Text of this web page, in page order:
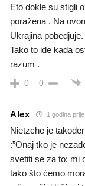
Eto dokle su stigli
poražena . Na
Ukrajina
Tako to ide kada
razum .
0 0
Alex 1 godina prije
Nietzche je
:”Onaj tko je
svetiti se za to: mi
tako što ćemo